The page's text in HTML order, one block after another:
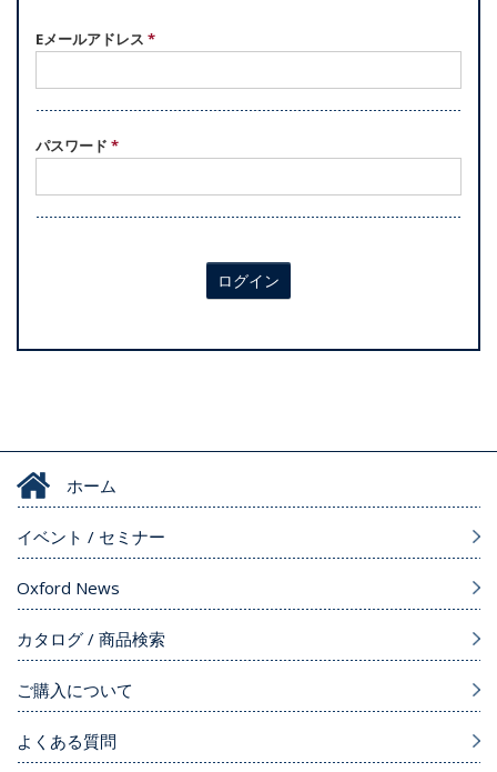
Eメールアドレス *
パスワード *
ログイン
ホーム
イベント / セミナー
Oxford News
カタログ / 商品検索
ご購入について
よくある質問